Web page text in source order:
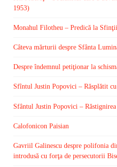
1953)
Monahul Filotheu – Predică la
Câteva mărturii despre Sfânta
Despre îndemnul petiţionar la
Sfîntul Justin Popovici – Răsplătit
Sfântul Justin Popovici –
Calofonicon Paisian
Gavriil Galinescu despre polifonia
introdusă cu forţa de persecutorii